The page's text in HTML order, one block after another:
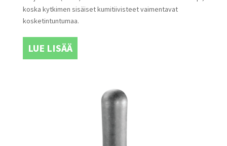
koska kytkimen sisäiset kumitiivisteet vaimentavat
kosketintuntumaa.
LUE LISÄÄ